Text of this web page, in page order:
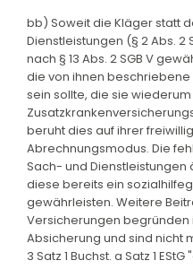
bb) Soweit die Kläger statt
Dienstleistungen (§ 2 Abs. 2
nach § 13 Abs. 2 SGB V
die von ihnen
sein sollte, die sie
beruht dies auf ihrer
Abrechnungsmodus. Die
Sach- und
diese bereits ein
gewährleisten. Weitere
Versicherungen
Absicherung und sind nicht
3 Satz 1 Buchst. a Satz 1